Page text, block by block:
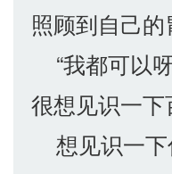
照顾到自己的
“我都可以
很想见识一下
想见识一下